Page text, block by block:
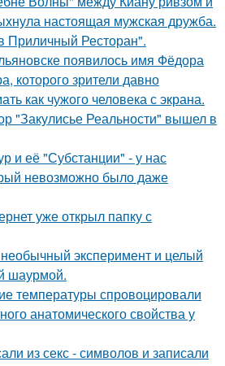
настоящая мужская дружба.
Ресторан".
появилось имя Фёдора
которого зрители давно
как чужого человека с экрана.
"Закулисье Реальности" вышел в
и её "Субстанции" - у нас
невозможно было даже
уже открыл папку с
эксперимент и целый
шаурмой.
температуры спровоцировали
анатомического свойства у
из секс - символов и записали